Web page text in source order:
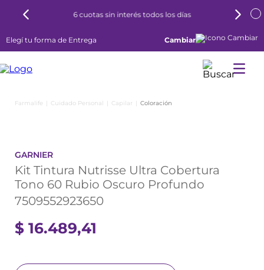
6 cuotas sin interés todos los días
Elegí tu forma de Entrega Cambiar
Cuidado Personal Capilar Coloración
GARNIER
Kit Tintura Nutrisse Ultra Cobertura
Tono 60 Rubio Oscuro Profundo
7509552923650
$ 16.489,41